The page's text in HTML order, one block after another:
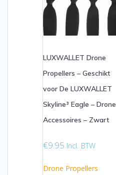
LUXWALLET Drone
Propellers – Geschikt
voor De LUXWALLET
Skyline³ Eagle – Drone
Accessoires – Zwart
€9.95 Incl. BTW
Drone Propellers